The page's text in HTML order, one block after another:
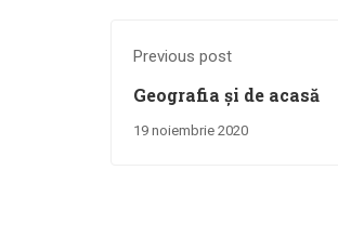
Previous post
Geografia și de acasă
19 noiembrie 2020